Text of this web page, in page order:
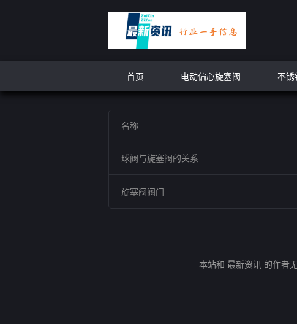
首页 电动偏心旋塞阀 不锈
名称
球阀与旋塞阀的关系
旋塞阀阀门
本站和 最新资讯 的作者